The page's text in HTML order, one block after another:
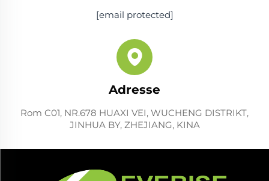
[email protected]
Adresse
Rom C01, NR.678 HUAXI VEI, WUCHENG DISTRIKT,
JINHUA BY, ZHEJIANG, KINA